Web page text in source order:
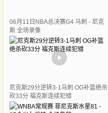
06月11日NBA总决赛G4 马刺 - 尼克
斯 全场录像
尼克斯29分逆转3-1马刺 OG补篮绝杀
砍33分 福克斯连续犯错